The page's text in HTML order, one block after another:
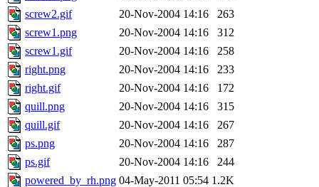
screw2.gif
20-Nov-2004 14:16
263
screw1.png
20-Nov-2004 14:16
312
screw1.gif
20-Nov-2004 14:16
258
right.png
20-Nov-2004 14:16
233
right.gif
20-Nov-2004 14:16
172
quill.png
20-Nov-2004 14:16
315
quill.gif
20-Nov-2004 14:16
267
ps.png
20-Nov-2004 14:16
287
ps.gif
20-Nov-2004 14:16
244
powered_by_rh.png 04-May-2011 05:54 1.2K